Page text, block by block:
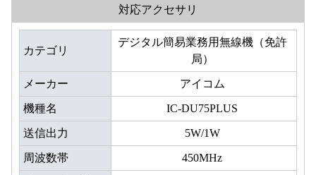
対応アクセサリ
カテゴリ
デジタル簡易業務用無線機（免許
局）
メーカー アイコム
機種名 IC-DU75PLUS
送信出力 5W/1W
周波数帯 450MHz